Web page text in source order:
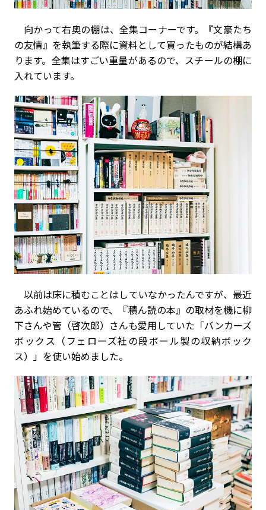
向かって右奥の棚は、全集コーナーです。『文豪たち
の友情』を執筆する際に資料として買ったものが結構あ
ります。全集はすごい重量があるので、スチールの棚に
入れています。
以前は床に積むことはしていなかったんですが、最近
あふれ始めているので、『積ん読の本』の取材を機に柳
下さんや管（啓次郎）さんも愛用していた「バンカーズ
ボックス（フェローズ社の段ボール製の収納ボック
ス）」を使い始めました。